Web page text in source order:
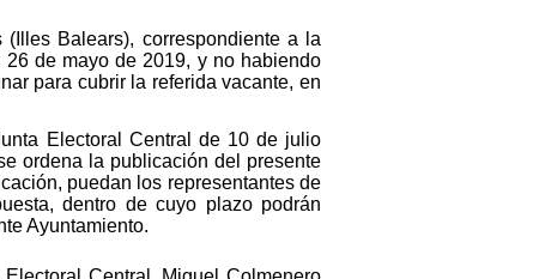
Balears), correspondiente a la
de mayo de 2019, y no habiendo
para cubrir la referida vacante, en
Electoral Central de 10 de julio
ordena la publicación del presente
puedan los representantes de
dentro de cuyo plazo podrán
Ayuntamiento.